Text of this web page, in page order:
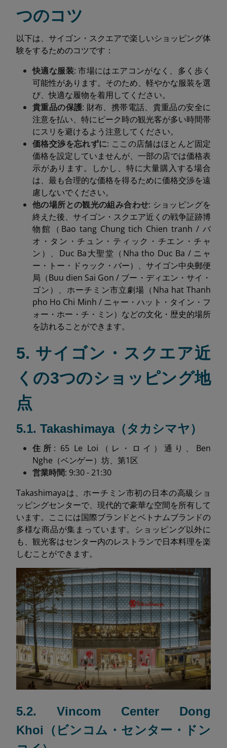
つのコツ
以下は、サイゴン・スクエアで楽しいショッピング体
験をするためのコツです：
快適な服装: 市場にはエアコンがなく、多く歩く
可能性があります。そのため、軽やかな服装を選
び、快適な履物を着用してください。
貴重品の保護: 財布、携帯電話、貴重品の安全に
注意を払い、特にピーク時の観光客が多い時間帯
にスリを避けるよう注意してください。
価格交渉を忘れずに: ここの店舗はほとんど固定
価格を設定していませんが、一部の店では価格表
示があります。しかし、特に大量購入する場合
は、最も合理的な価格を得るために価格交渉を遠
慮しないでください。
他の場所との観光の組み合わせ: ショッピングを
終えた後、サイゴン・スクエア近くの戦争証跡博
物館（Bao tang Chung tich Chien tranh / バ
オ・タン・チュン・ティック・チエン・チャ
ン）、Duc Ba大聖堂（Nha tho Duc Ba / ニャ
ー・トー・ドゥック・バー）、サイゴン中央郵便
局（Buu dien Sai Gon / ブー・ディエン・サイ・
ゴン）、ホーチミン市立劇場（Nha hat Thanh
pho Ho Chi Minh / ニャー・ハット・タイン・フ
ォー・ホー・チ・ミン）などの文化・歴史的場所
を訪れることができます。
5. サイゴン・スクエア近
くの3つのショッピング地
点
5.1. Takashimaya（タカシマヤ）
住所 : 65 Le Loi（レ・ロイ）通り、Ben
Nghe（ベンゲー）坊、第1区
営業時間: 9:30 - 21:30
Takashimayaは、ホーチミン市初の日本の高級ショ
ッピングセンターで、現代的で豪華な空間を所有して
います。ここには国際ブランドとベトナムブランドの
多様な商品が集まっています。ショッピング以外に
も、観光客はセンター内のレストランで日本料理を楽
しむことができます。
5.2. Vincom Center Dong
Khoi（ビンコム・センター・ドン